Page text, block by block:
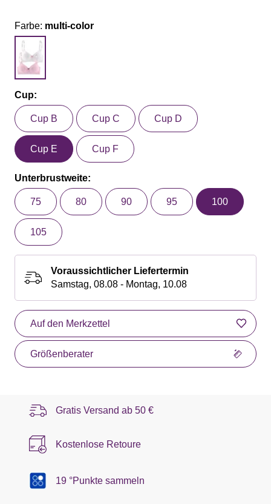
Farbe: multi-color
Cup:
Cup B Cup C Cup D
Cup E Cup F
Unterbrustweite:
75 80 90 95 100
105
Voraussichtlicher Liefertermin
Samstag, 08.08 - Montag, 10.08
Auf den Merkzettel
Größenberater
Gratis Versand ab 50 €
Kostenlose Retoure
19 °Punkte sammeln